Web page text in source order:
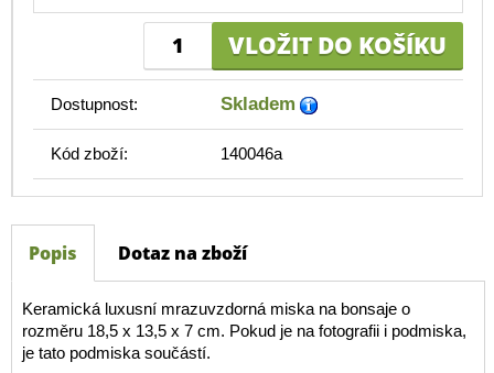
Dostupnost: Skladem
Kód zboží: 140046a
Popis Dotaz na zboží
Keramická luxusní mrazuvzdorná miska na bonsaje o
rozměru 18,5 x 13,5 x 7 cm. Pokud je na fotografii i podmiska,
je tato podmiska součástí.